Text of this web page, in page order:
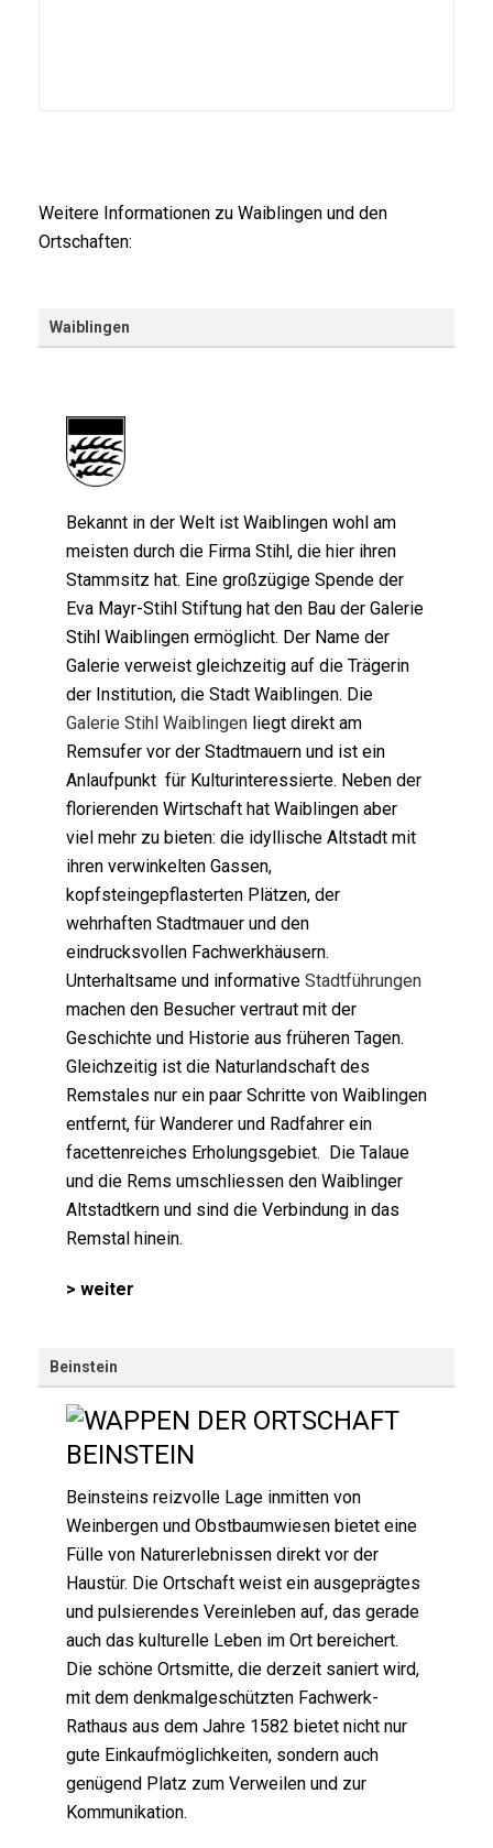
Weitere Informationen zu Waiblingen und den
Ortschaften:
Waiblingen
Bekannt in der Welt ist Waiblingen wohl am
meisten durch die Firma Stihl, die hier ihren
Stammsitz hat. Eine großzügige Spende der
Eva Mayr-Stihl Stiftung hat den Bau der Galerie
Stihl Waiblingen ermöglicht. Der Name der
Galerie verweist gleichzeitig auf die Trägerin
der Institution, die Stadt Waiblingen. Die
Galerie Stihl Waiblingen liegt direkt am
Remsufer vor der Stadtmauern und ist ein
Anlaufpunkt für Kulturinteressierte. Neben der
florierenden Wirtschaft hat Waiblingen aber
viel mehr zu bieten: die idyllische Altstadt mit
ihren verwinkelten Gassen,
kopfsteingepflasterten Plätzen, der
wehrhaften Stadtmauer und den
eindrucksvollen Fachwerkhäusern.
Unterhaltsame und informative Stadtführungen
machen den Besucher vertraut mit der
Geschichte und Historie aus früheren Tagen.
Gleichzeitig ist die Naturlandschaft des
Remstales nur ein paar Schritte von Waiblingen
entfernt, für Wanderer und Radfahrer ein
facettenreiches Erholungsgebiet. Die Talaue
und die Rems umschliessen den Waiblinger
Altstadtkern und sind die Verbindung in das
Remstal hinein.
> weiter
Beinstein
Beinsteins reizvolle Lage inmitten von
Weinbergen und Obstbaumwiesen bietet eine
Fülle von Naturerlebnissen direkt vor der
Haustür. Die Ortschaft weist ein ausgeprägtes
und pulsierendes Vereinleben auf, das gerade
auch das kulturelle Leben im Ort bereichert.
Die schöne Ortsmitte, die derzeit saniert wird,
mit dem denkmalgeschützten Fachwerk-
Rathaus aus dem Jahre 1582 bietet nicht nur
gute Einkaufmöglichkeiten, sondern auch
genügend Platz zum Verweilen und zur
Kommunikation.